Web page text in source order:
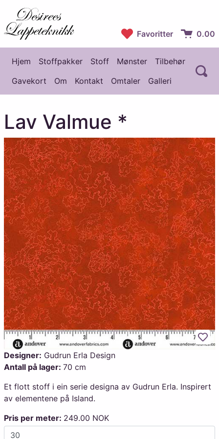
Desirees Lappeteknikk
Favoritter 0.00
Hovedmeny
Hjem Stoffpakker Stoff Mønster
Tilbehør
Gavekort
Om Kontakt Omtaler Galleri
Lav Valmue *
Designer: Gudrun Erla Design
Antall på lager: 70 cm
Et flott stoff i ein serie designa av Gudrun Erla. Inspirert
av elementene på Island.
Pris per meter: 249.00 NOK